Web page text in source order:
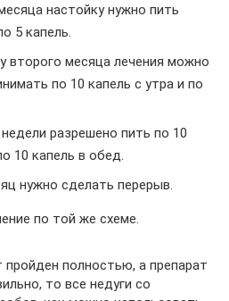
настойку нужно пить
5 капель.
второго месяца лечения можно
по 10 капель с утра и по
разрешено пить по 10
10 капель в обед.
нужно сделать перерыв.
по той же схеме.
пройден полностью, а препарат
то все недуги со